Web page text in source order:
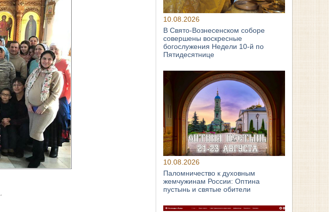
10.08.2026
В Свято‑Вознесенском соборе
совершены воскресные
богослужения Недели 10‑й по
Пятидесятнице
10.08.2026
Паломничество к духовным
жемчужинам России: Оптина
пустынь и святые обители